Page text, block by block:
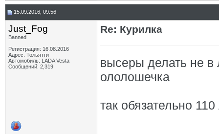
15.09.2016, 09:56
Just_Fog
Banned
Регистрация: 16.08.2016
Адрес: Тольятти
Автомобиль: LADA Vesta
Сообщений: 2,319
Re: Курилка
высеры делать не в
ололошечка
так обязательно